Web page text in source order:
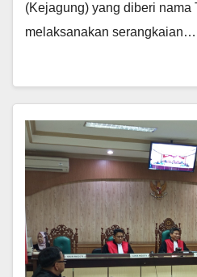
(Kejagung) yang diberi nama
melaksanakan serangkaian…